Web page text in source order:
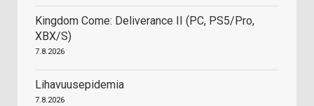
Kingdom Come: Deliverance II (PC, PS5/Pro,
XBX/S)
7.8.2026
Lihavuusepidemia
7.8.2026